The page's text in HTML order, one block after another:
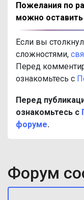
Пожелания по
можно оставить
Если вы
сложностями,
Перед
ознакомьтесь с
Перед
ознакомьтесь с
форуме.
Форум